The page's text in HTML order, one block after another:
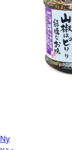
Ny